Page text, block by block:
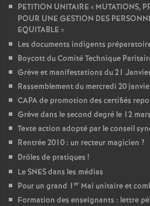
PETITION UNITAIRE « MUTATIONS,
POUR UNE GESTION DES
EQUITABLE »
Les documents indigents
Boycott du Comité Technique
Grève et manifestations du 21
Rassemblement du mercredi 20
CAPA de promotion des certifiés
Grève dans le second degré le 12 mars
Texte action adopté par le conseil
Rentrée 2010 : un recteur magicien ?
Drôles de pratiques !
Le SNES dans les médias
Pour un grand 1 er Mai unitaire et
Formation des enseignants : lettre